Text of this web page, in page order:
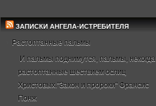
ЗАПИСКИ АНГЕЛА-ИСТРЕБИТЕЛЯ
Растоптанные пальмы
И пальмы поднимутся, пальмы, некогда
растоптанные шествием ослиц
Христовых."Закон и пророки" Франсис
Понж